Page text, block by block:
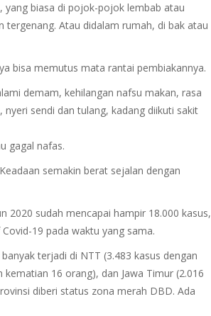
yang biasa di pojok-pojok lembab atau
tergenang. Atau didalam rumah, di bak atau
bisa memutus mata rantai pembiakannya.
demam, kehilangan nafsu makan, rasa
sendi dan tulang, kadang diikuti sakit
gagal nafas.
semakin berat sejalan dengan
2020 sudah mencapai hampir 18.000 kasus,
19 pada waktu yang sama.
terjadi di NTT (3.483 kasus dengan
16 orang), dan Jawa Timur (2.016
diberi status zona merah DBD. Ada